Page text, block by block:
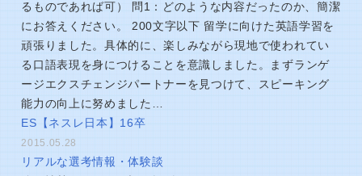
るものであれば可） 問1：どのような内容だったのか、簡潔
にお答えください。 200文字以下 留学に向けた英語学習を
頑張りました。具体的に、楽しみながら現地で使われてい
る口語表現を身につけることを意識しました。まずランゲ
ージエクスチェンジパートナーを見つけて、スピーキング
能力の向上に努めました…
ES【ネスレ日本】16卒
2015.05.28
リアルな選考情報・体験談